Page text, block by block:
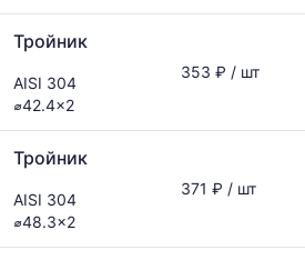
Тройник
AISI 304
⌀42.4x2
353 ₽ / шт
Тройник
AISI 304
⌀48.3x2
371 ₽ / шт